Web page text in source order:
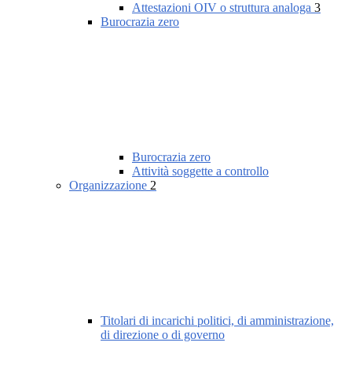
Attestazioni OIV o struttura analoga 3
Burocrazia zero
Burocrazia zero
Attività soggette a controllo
Organizzazione 2
Titolari di incarichi politici, di amministrazione,
di direzione o di governo